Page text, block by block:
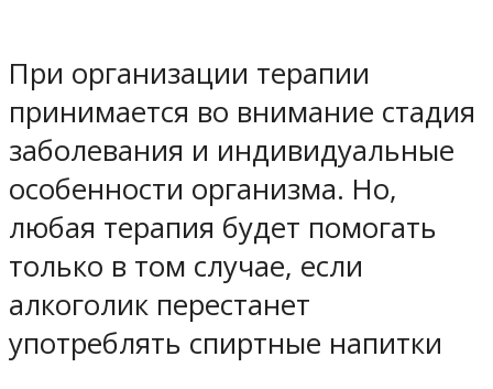
При организации терапии
принимается во внимание стадия
заболевания и индивидуальные
особенности организма. Но,
любая терапия будет помогать
только в том случае, если
алкоголик перестанет
употреблять спиртные напитки